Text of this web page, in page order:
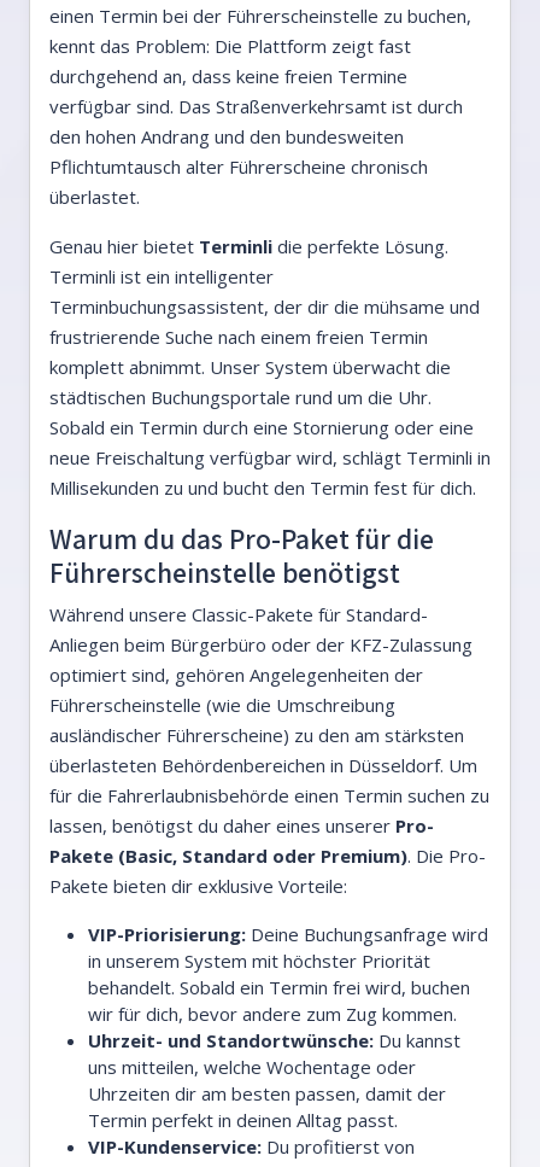
einen Termin bei der Führerscheinstelle zu buchen,
kennt das Problem: Die Plattform zeigt fast
durchgehend an, dass keine freien Termine
verfügbar sind. Das Straßenverkehrsamt ist durch
den hohen Andrang und den bundesweiten
Pflichtumtausch alter Führerscheine chronisch
überlastet.
Genau hier bietet Terminli die perfekte Lösung.
Terminli ist ein intelligenter
Terminbuchungsassistent, der dir die mühsame und
frustrierende Suche nach einem freien Termin
komplett abnimmt. Unser System überwacht die
städtischen Buchungsportale rund um die Uhr.
Sobald ein Termin durch eine Stornierung oder eine
neue Freischaltung verfügbar wird, schlägt Terminli in
Millisekunden zu und bucht den Termin fest für dich.
Warum du das Pro-Paket für die
Führerscheinstelle benötigst
Während unsere Classic-Pakete für Standard-
Anliegen beim Bürgerbüro oder der KFZ-Zulassung
optimiert sind, gehören Angelegenheiten der
Führerscheinstelle (wie die Umschreibung
ausländischer Führerscheine) zu den am stärksten
überlasteten Behördenbereichen in Düsseldorf. Um
für die Fahrerlaubnisbehörde einen Termin suchen zu
lassen, benötigst du daher eines unserer Pro-
Pakete (Basic, Standard oder Premium). Die Pro-
Pakete bieten dir exklusive Vorteile:
VIP-Priorisierung: Deine Buchungsanfrage wird
in unserem System mit höchster Priorität
behandelt. Sobald ein Termin frei wird, buchen
wir für dich, bevor andere zum Zug kommen.
Uhrzeit- und Standortwünsche: Du kannst
uns mitteilen, welche Wochentage oder
Uhrzeiten dir am besten passen, damit der
Termin perfekt in deinen Alltag passt.
VIP-Kundenservice: Du profitierst von